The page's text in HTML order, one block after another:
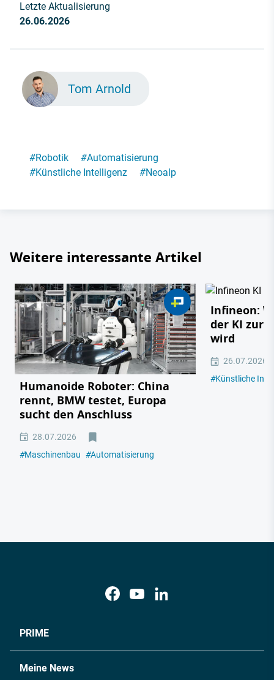
Letzte Aktualisierung
26.06.2026
Tom Arnold
#Robotik #Automatisierung
#Künstliche Intelligenz #Neoalp
Weitere interessante Artikel
Humanoide Roboter: China
rennt, BMW testet, Europa
sucht den Anschluss
28.07.2026
#Maschinenbau #Automatisierung
Infineon:
der KI zur
wird
26.07.2026
#Künstliche
PRIME
Meine News